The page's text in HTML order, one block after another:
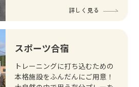
詳しく見る
スポーツ合宿
トレーニングに打ち込むための
本格施設をふんだんにご用意！